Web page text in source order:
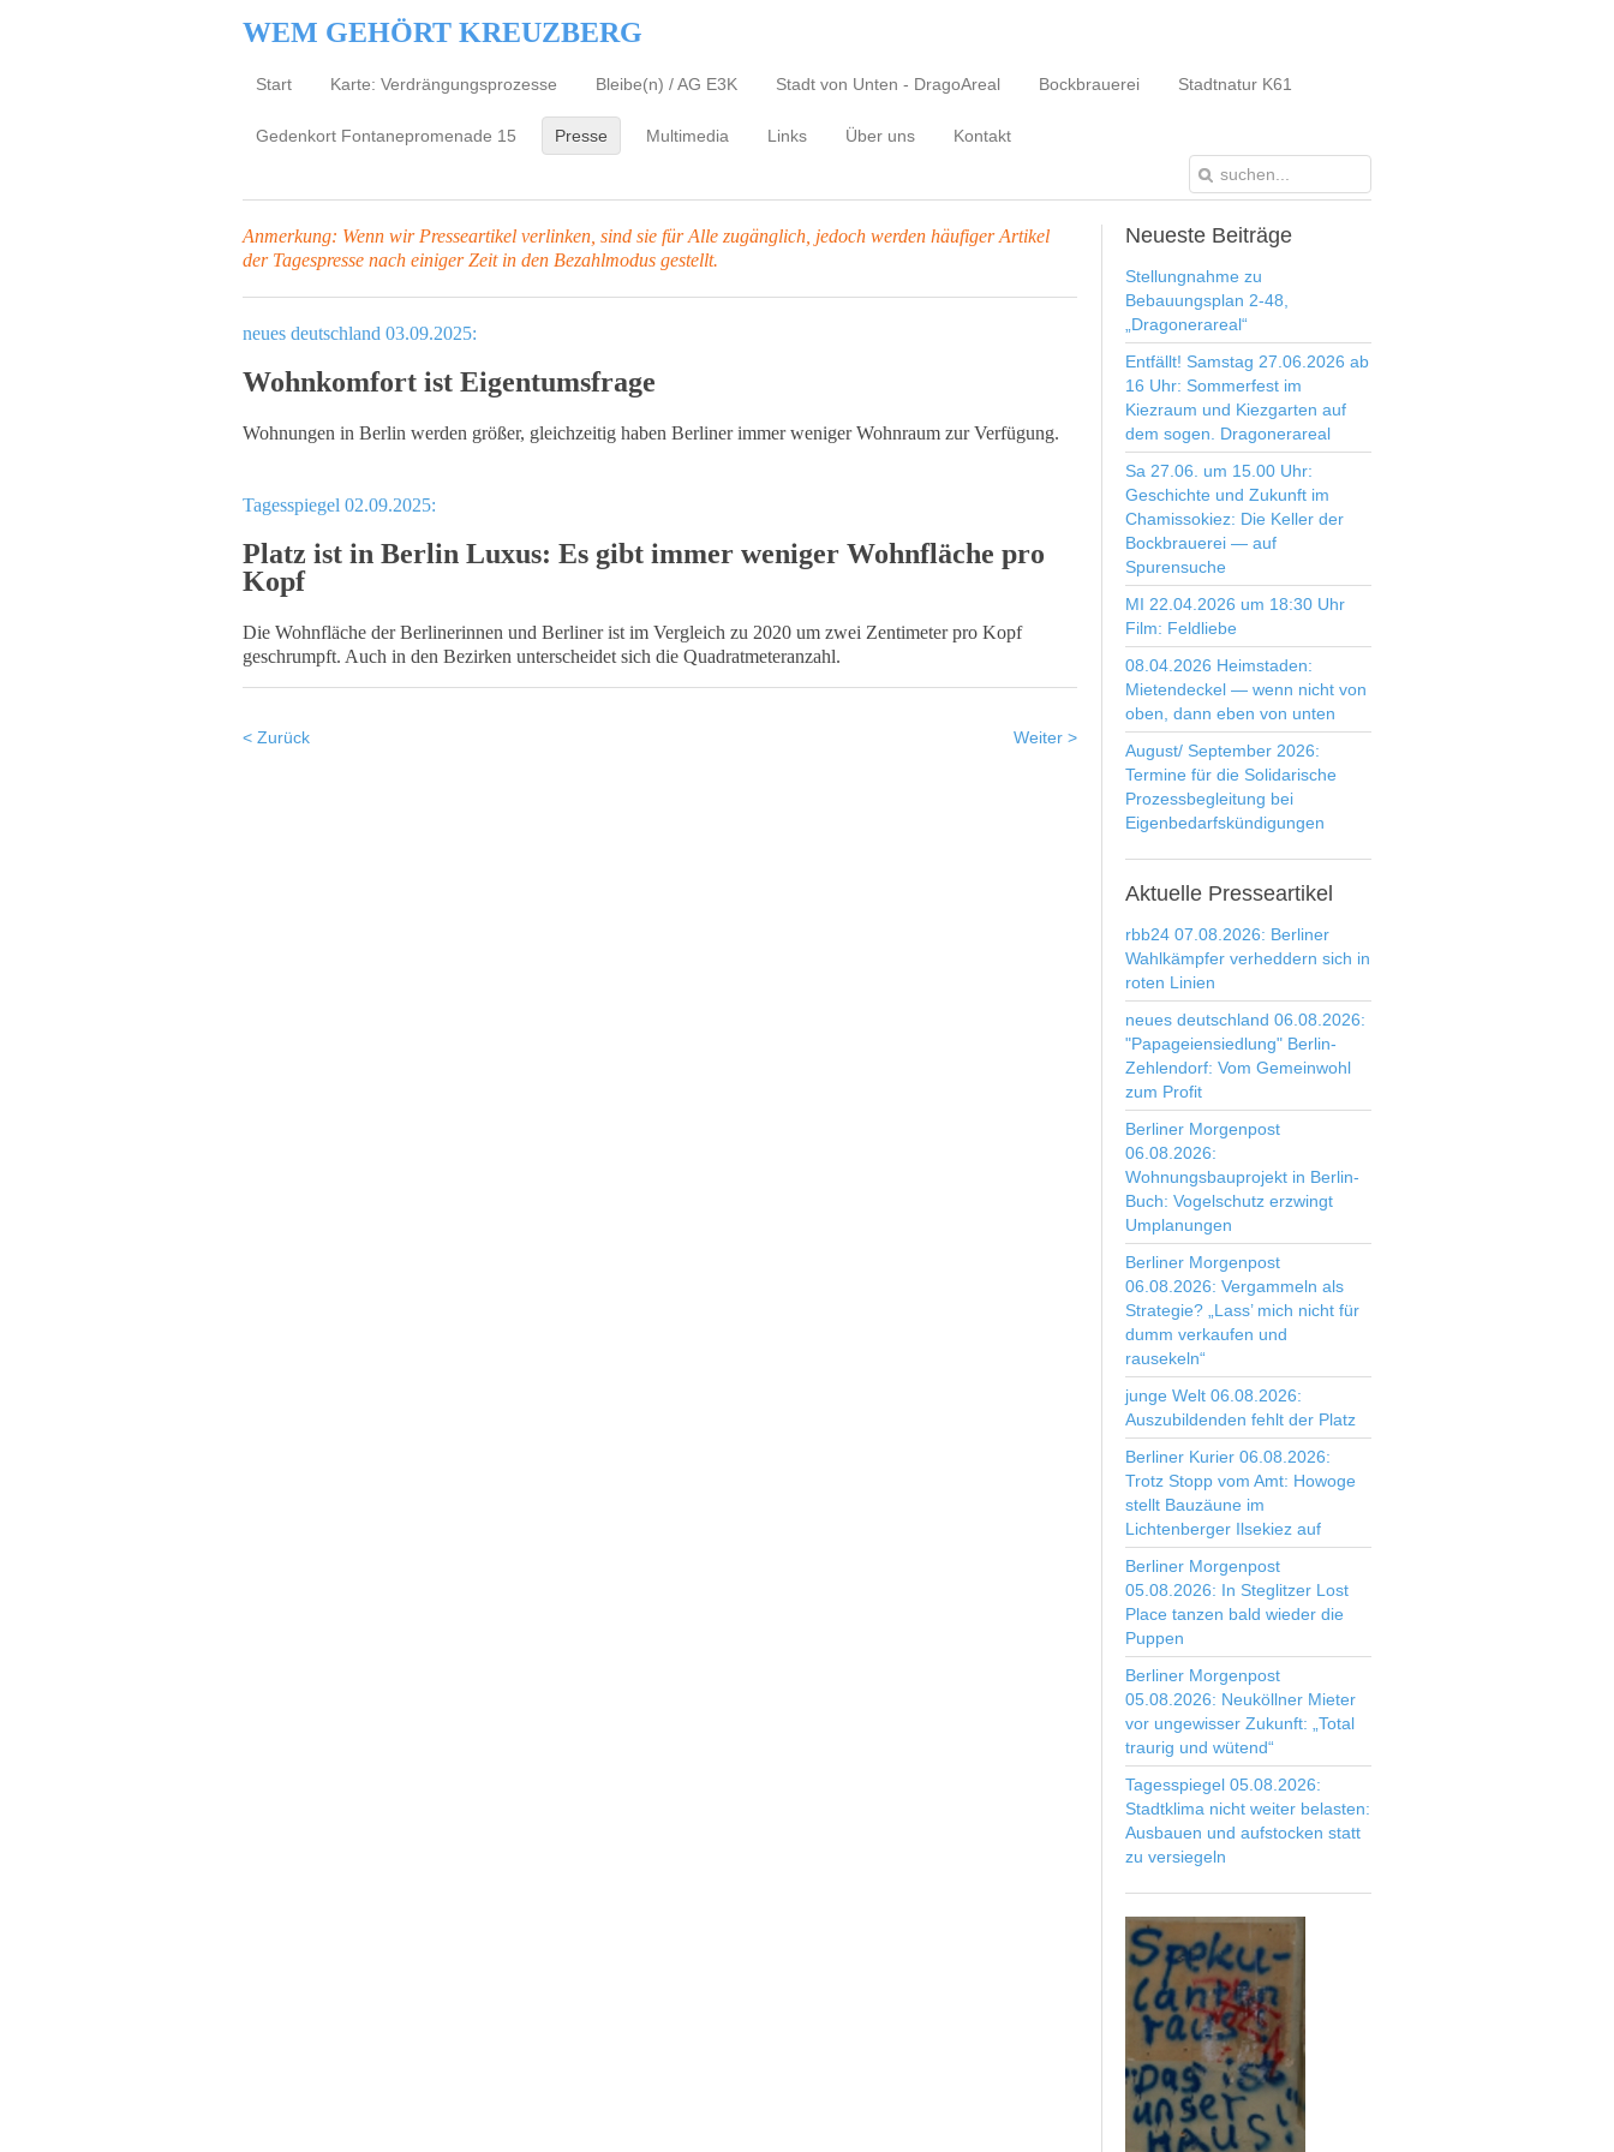
WEM GEHÖRT KREUZBERG
Start Karte: Verdrängungsprozesse Bleibe(n) / AG E3K Stadt von Unten - DragoAreal Bockbrauerei Stadtnatur K61
Gedenkort Fontanepromenade 15 Presse Multimedia Links Über uns Kontakt
Anmerkung: Wenn wir Presseartikel verlinken, sind sie für Alle zugänglich, jedoch werden häufiger Artikel
der Tagespresse nach einiger Zeit in den Bezahlmodus gestellt.
neues deutschland 03.09.2025:
Wohnkomfort ist Eigentumsfrage
Wohnungen in Berlin werden größer, gleichzeitig haben Berliner immer weniger Wohnraum zur Verfügung.
Tagesspiegel 02.09.2025:
Platz ist in Berlin Luxus: Es gibt immer weniger Wohnfläche pro
Kopf
Die Wohnfläche der Berlinerinnen und Berliner ist im Vergleich zu 2020 um zwei Zentimeter pro Kopf
geschrumpft. Auch in den Bezirken unterscheidet sich die Quadratmeteranzahl.
< Zurück Weiter >
Neueste Beiträge
Stellungnahme zu
Bebauungsplan 2-48,
„Dragonerareal“
Entfällt! Samstag 27.06.2026 ab
16 Uhr: Sommerfest im
Kiezraum und Kiezgarten auf
dem sogen. Dragonerareal
Sa 27.06. um 15.00 Uhr:
Geschichte und Zukunft im
Chamissokiez: Die Keller der
Bockbrauerei — auf
Spurensuche
MI 22.04.2026 um 18:30 Uhr
Film: Feldliebe
08.04.2026 Heimstaden:
Mietendeckel — wenn nicht von
oben, dann eben von unten
August/ September 2026:
Termine für die Solidarische
Prozessbegleitung bei
Eigenbedarfskündigungen
Aktuelle Presseartikel
rbb24 07.08.2026: Berliner
Wahlkämpfer verheddern sich in
roten Linien
neues deutschland 06.08.2026:
"Papageiensiedlung" Berlin-
Zehlendorf: Vom Gemeinwohl
zum Profit
Berliner Morgenpost
06.08.2026:
Wohnungsbauprojekt in Berlin-
Buch: Vogelschutz erzwingt
Umplanungen
Berliner Morgenpost
06.08.2026: Vergammeln als
Strategie? „Lass’ mich nicht für
dumm verkaufen und
rausekeln“
junge Welt 06.08.2026:
Auszubildenden fehlt der Platz
Berliner Kurier 06.08.2026:
Trotz Stopp vom Amt: Howoge
stellt Bauzäune im
Lichtenberger Ilsekiez auf
Berliner Morgenpost
05.08.2026: In Steglitzer Lost
Place tanzen bald wieder die
Puppen
Berliner Morgenpost
05.08.2026: Neuköllner Mieter
vor ungewisser Zukunft: „Total
traurig und wütend“
Tagesspiegel 05.08.2026:
Stadtklima nicht weiter belasten:
Ausbauen und aufstocken statt
zu versiegeln